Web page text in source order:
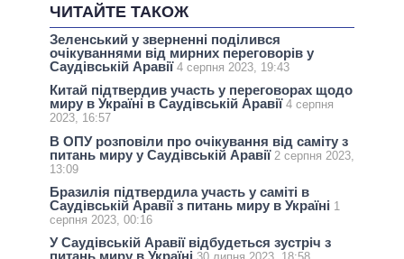
ЧИТАЙТЕ ТАКОЖ
Зеленський у зверненні поділився
очікуваннями від мирних переговорів у
Саудівській Аравії 4 серпня 2023, 19:43
Китай підтвердив участь у переговорах щодо
миру в Україні в Саудівській Аравії 4 серпня
2023, 16:57
В ОПУ розповіли про очікування від саміту з
питань миру у Саудівській Аравії 2 серпня 2023,
13:09
Бразилія підтвердила участь у саміті в
Саудівській Аравії з питань миру в Україні 1
серпня 2023, 00:16
У Саудівській Аравії відбудеться зустріч з
питань миру в Україні